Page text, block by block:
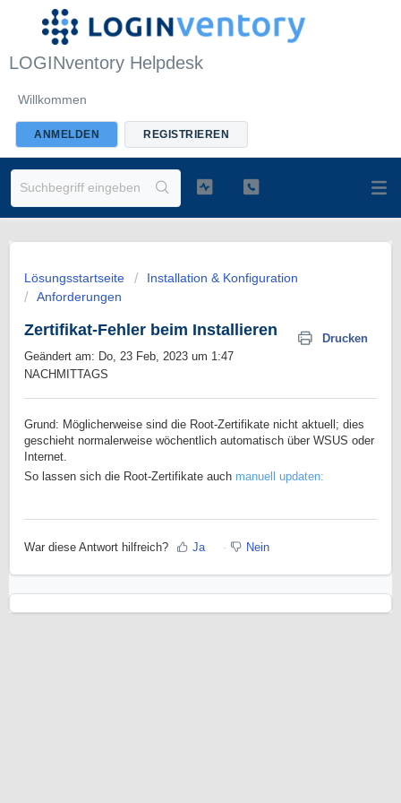
LOGINventory Helpdesk
Willkommen
ANMELDEN REGISTRIEREN
Lösungsstartseite
Installation & Konfiguration
Anforderungen
Zertifikat-Fehler beim Installieren
Drucken
Geändert am: Do, 23 Feb, 2023 um 1:47
NACHMITTAGS
Grund: Möglicherweise sind die Root-Zertifikate nicht aktuell; dies
geschieht normalerweise wöchentlich automatisch über WSUS oder
Internet.
So lassen sich die Root-Zertifikate auch manuell updaten:
War diese Antwort hilfreich? Ja Nein